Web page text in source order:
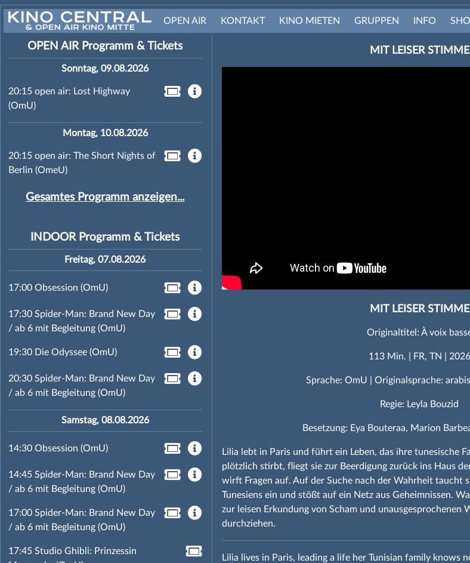
OPEN AIR KONTAKT KINO MIETEN GRUPPEN INFO
MIT LEISER STIMME
MIT LEISER STIMME
Originaltitel: À voix
113 Min. | FR, TN | 2026
Sprache: OmU | Originalsprache:
Regie: Leyla Bouzid
Besetzung: Eya Bouteraa, Marion
Lilia lebt in Paris und führt ein Leben, das ihre tunesische
plötzlich stirbt, fliegt sie zur Beerdigung zurück ins Haus
wirft Fragen auf. Auf der Suche nach der Wahrheit taucht
Tunesiens ein und stößt auf ein Netz aus Geheimnissen.
zur leisen Erkundung von Scham und unausgesprochenen
durchziehen.
Lilia lives in Paris, leading a life her Tunisian family knows
OPEN AIR Programm & Tickets
Sonntag, 09.08.2026
20:15 open air: Lost Highway
(OmU)
Montag, 10.08.2026
20:15 open air: The Short Nights of
Berlin (OmeU)
Gesamtes Programm anzeigen...
INDOOR Programm & Tickets
Freitag, 07.08.2026
17:00 Obsession (OmU)
17:30 Spider-Man: Brand New Day
/ ab 6 mit Begleitung (OmU)
19:30 Die Odyssee (OmU)
20:30 Spider-Man: Brand New Day
/ ab 6 mit Begleitung (OmU)
Samstag, 08.08.2026
14:30 Obsession (OmU)
14:45 Spider-Man: Brand New Day
/ ab 6 mit Begleitung (OmU)
17:00 Spider-Man: Brand New Day
/ ab 6 mit Begleitung (OmU)
17:45 Studio Ghibli: Prinzessin